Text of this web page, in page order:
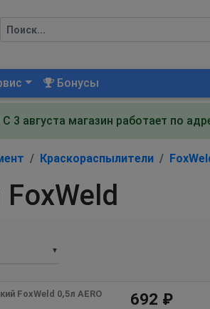
Бонусы
3 августа магазин работает по
Краскораспылители
▼
FoxWeld 0,5л AERO
692 ₽